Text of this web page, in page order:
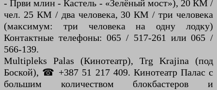
- Први млин - Кастель - «Зелёный мост»), 20 КМ /
чел. 25 КМ / два человека, 30 КМ / три человека
(максимум: три человека на одну лодку)
Контактные телефоны: 065 / 517-261 или 065 /
566-139.
Multipleks Palas (Кинотеатр), Trg Krajina (под
Боской), ☎ +387 51 217 409. Кинотеатр Палас с
большим количеством блокбастеров и